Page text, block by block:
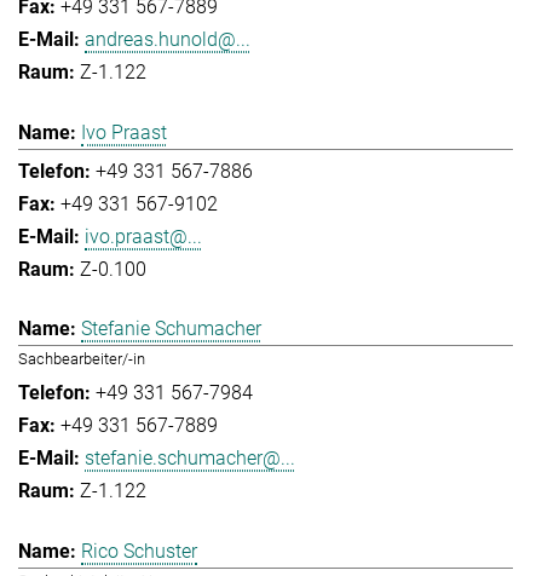
+49 331 567-7889
andreas.hunold@...
Z-1.122
Ivo Praast
+49 331 567-7886
+49 331 567-9102
ivo.praast@...
Z-0.100
Stefanie Schumacher
Sachbearbeiter/-in
+49 331 567-7984
+49 331 567-7889
stefanie.schumacher@...
Z-1.122
Rico Schuster